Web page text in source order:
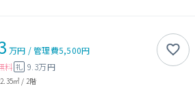
万円 /管理費5,500円
料 礼 9.3万円
㎡ / 2階